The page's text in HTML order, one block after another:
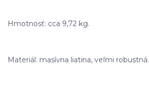
Hmotnosť: cca 9,72 kg.
Materiál: masívna liatina, veľmi robustná.